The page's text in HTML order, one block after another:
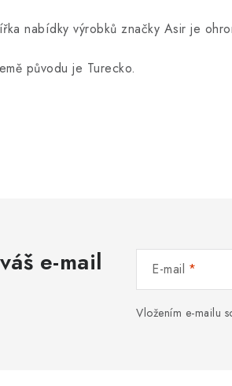
nabídky výrobků značky Asir je
původu je Turecko.
e-mail E-mail
Vložením e-mailu